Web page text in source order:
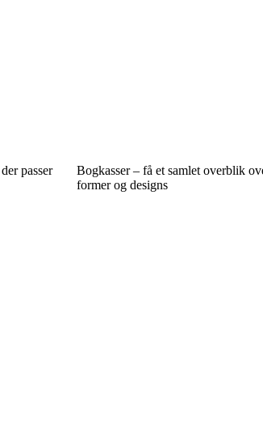
passer
Bogkasser – få et samlet overblik
former og designs